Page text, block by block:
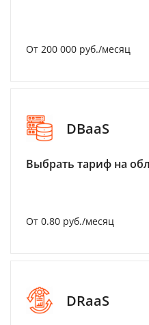
От 200 000 руб./месяц
DBaaS
Выбрать тариф на
От 0.80 руб./месяц
DRaaS